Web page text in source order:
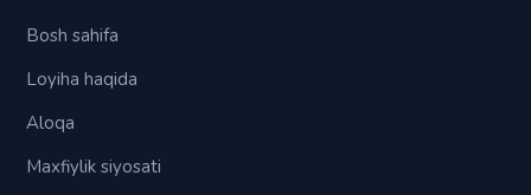
Bosh sahifa
Loyiha haqida
Aloqa
Maxfiylik siyosati